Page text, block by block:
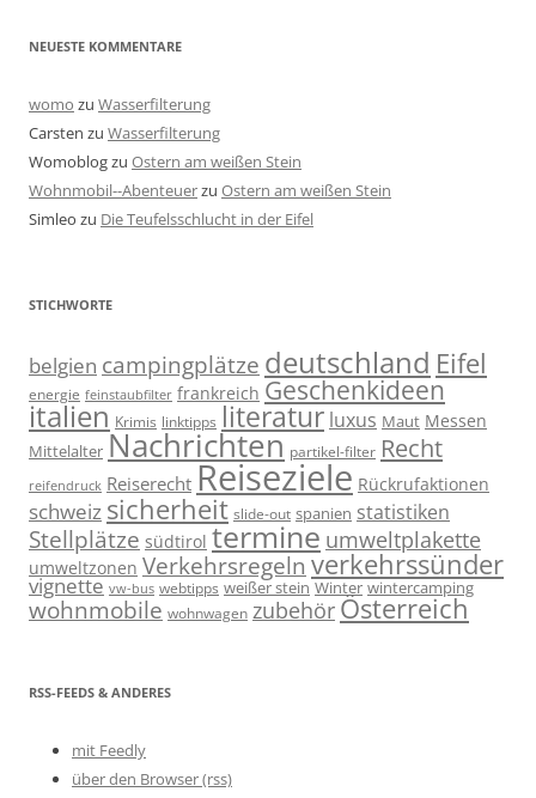
NEUESTE KOMMENTARE
womo zu Wasserfilterung
Carsten zu Wasserfilterung
Womoblogzu Ostern am weißen Stein
Wohnmobil--Abenteuerzu Ostern am weißen Stein
Simleo zu Die Teufelsschlucht in der Eifel
STICHWORTE
belgien campingplätze deutschland Eifel
energie feinstaubfilter frankreich Geschenkideen
italien Krimis linktipps literatur luxus Maut Messen
Mittelalter Nachrichten partikel-filter Recht
reifendruck Reiserecht Reiseziele Rückrufaktionen
schweiz sicherheit slide-out spanien statistiken
Stellplätze südtirol termine umweltplakette
umweltzonen Verkehrsregeln verkehrssünder
vignette vw-bus webtipps weißer stein Winter wintercamping
wohnmobile wohnwagen zubehör Österreich
RSS-FEEDS & ANDERES
mit Feedly
über den Browser (rss)